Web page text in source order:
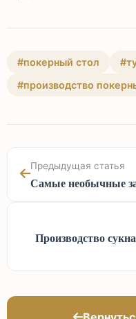
#покерный стол
#производство
Предыдущая статья
Самые необычные
Производство